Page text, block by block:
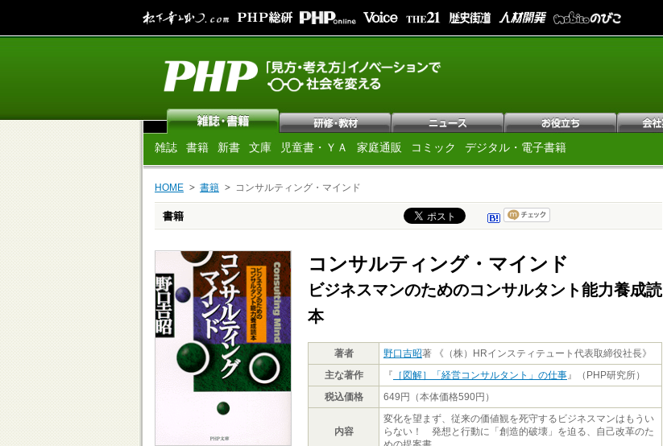
雑誌 書籍 新書 文庫 児童書・ＹＡ 家庭通販 コミック デジタル・電子書籍
HOME 書籍 コンサルティング・マインド
書籍
コンサルティング・マインド
ビジネスマンのためのコンサルタント能力養成読
本
著者 野口吉昭著 《（株）HRインスティテュート代表取締役社長》
主な著作
『 ［図解］「経営コンサルタント」の仕事』（PHP研究所）
税込価格
649円（本体価格590円）
内容
変化を望まず、従来の価値観を死守するビジネスマンはもうい
らない！ 発想と行動に「創造的破壊」を迫る、自己改革のた